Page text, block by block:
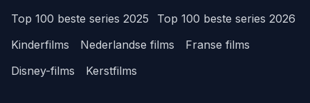
Top 100 beste series 2025
Top 100 beste series 2026
Kinderfilms
Nederlandse films
Franse films
Disney-films
Kerstfilms